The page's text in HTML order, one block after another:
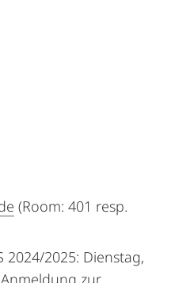
(Room: 401 resp.
2024/2025: Dienstag,
zur